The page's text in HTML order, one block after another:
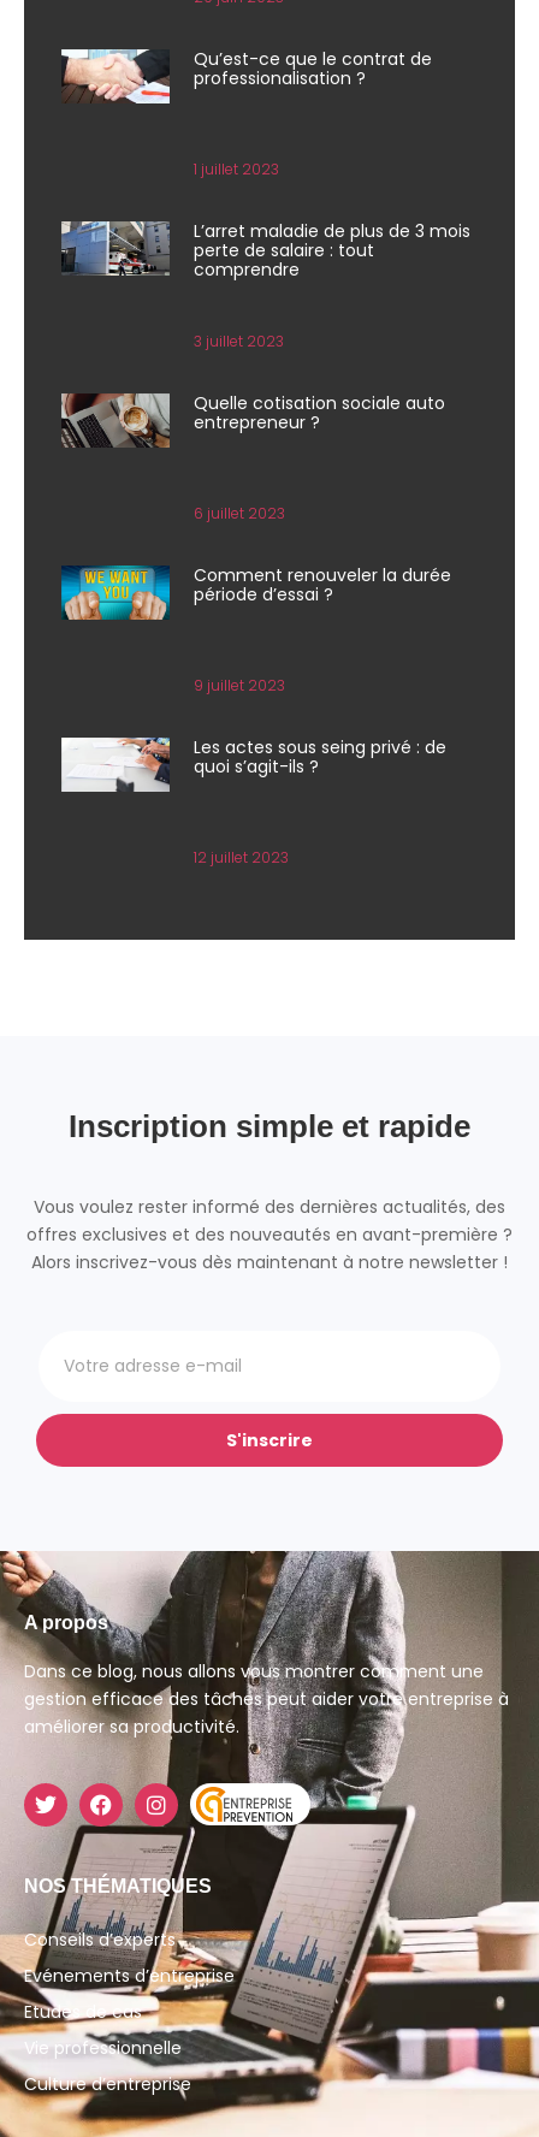
Qu’est-ce que le contrat de
professionalisation ?
1 juillet 2023
L’arret maladie de plus de 3 mois
perte de salaire : tout
comprendre
3 juillet 2023
Quelle cotisation sociale auto
entrepreneur ?
6 juillet 2023
Comment renouveler la durée
période d’essai ?
9 juillet 2023
Les actes sous seing privé : de
quoi s’agit-ils ?
12 juillet 2023
Inscription simple et rapide
Vous voulez rester informé des dernières actualités, des
offres exclusives et des nouveautés en avant-première ?
Alors inscrivez-vous dès maintenant à notre newsletter !
S'inscrire
A propos
Dans ce blog, nous allons vous montrer comment une
gestion efficace des tâches peut aider votre entreprise à
améliorer sa productivité.
NOS THÉMATIQUES
Conseils d’experts
Evénements d’entreprise
Etudes de cas
Vie professionnelle
Culture d’entreprise